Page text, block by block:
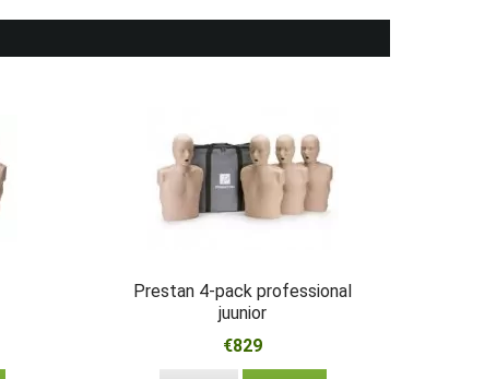
Prestan 4-pack professional
juunior
€829